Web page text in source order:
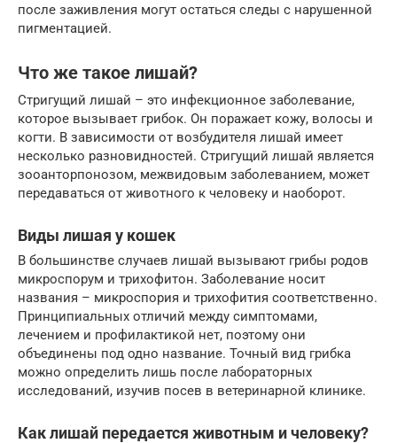
после заживления могут остаться следы с нарушенной
пигментацией.
Что же такое лишай?
Стригущий лишай – это инфекционное заболевание,
которое вызывает грибок. Он поражает кожу, волосы и
когти. В зависимости от возбудителя лишай имеет
несколько разновидностей. Стригущий лишай является
зооанторпонозом, межвидовым заболеванием, может
передаваться от животного к человеку и наоборот.
Виды лишая у кошек
В большинстве случаев лишай вызывают грибы родов
микроспорум и трихофитон. Заболевание носит
названия – микроспория и трихофития соответственно.
Принципиальных отличий между симптомами,
лечением и профилактикой нет, поэтому они
объединены под одно название. Точный вид грибка
можно определить лишь после лабораторных
исследований, изучив посев в ветеринарной клинике.
Как лишай передается животным и человеку?